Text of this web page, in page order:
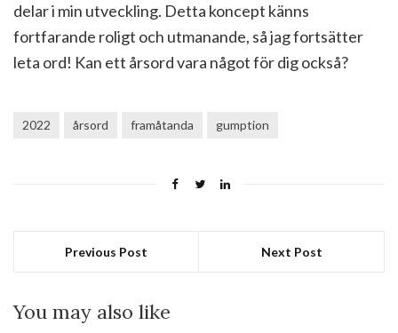
delar i min utveckling. Detta koncept känns
fortfarande roligt och utmanande, så jag fortsätter
leta ord! Kan ett årsord vara något för dig också?
2022 årsord framåtanda gumption
Previous Post Next Post
You may also like